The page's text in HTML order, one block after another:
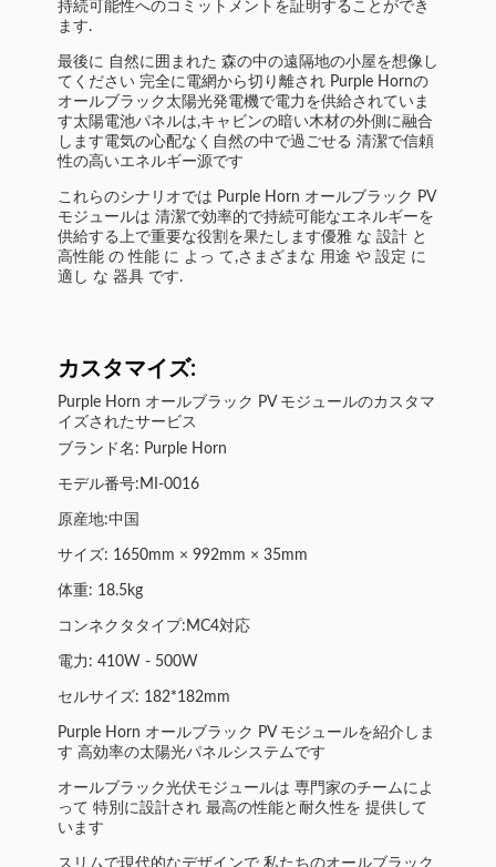
持続可能性へのコミットメントを証明することができ
ます.
最後に 自然に囲まれた 森の中の遠隔地の小屋を想像し
てください 完全に電網から切り離され Purple Hornの
オールブラック太陽光発電機で電力を供給されていま
す太陽電池パネルは,キャビンの暗い木材の外側に融合
します電気の心配なく自然の中で過ごせる 清潔で信頼
性の高いエネルギー源です
これらのシナリオでは Purple Horn オールブラック PV
モジュールは 清潔で効率的で持続可能なエネルギーを
供給する上で重要な役割を果たします優雅 な 設計 と
高性能 の 性能 に よっ て,さまざまな 用途 や 設定 に
適し な 器具 です.
カスタマイズ:
Purple Horn オールブラック PV モジュールのカスタマ
イズされたサービス
ブランド名: Purple Horn
モデル番号:MI-0016
原産地:中国
サイズ: 1650mm × 992mm × 35mm
体重: 18.5kg
コンネクタタイプ:MC4対応
電力: 410W - 500W
セルサイズ: 182*182mm
Purple Horn オールブラック PV モジュールを紹介しま
す 高効率の太陽光パネルシステムです
オールブラック光伏モジュールは 専門家のチームによ
って 特別に設計され 最高の性能と耐久性を 提供して
います
スリムで現代的なデザインで 私たちのオールブラック